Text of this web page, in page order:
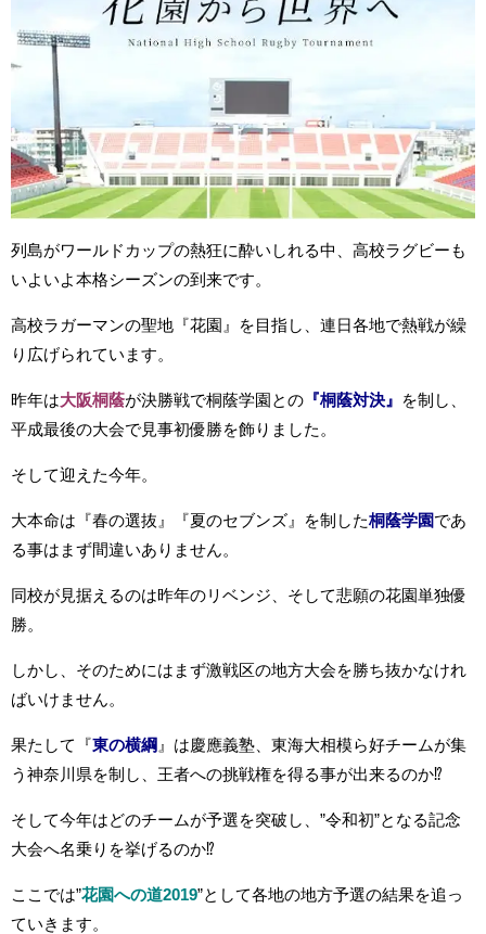
列島がワールドカップの熱狂に酔いしれる中、高校ラグビーも
いよいよ本格シーズンの到来です。
高校ラガーマンの聖地『花園』を目指し、連日各地で熱戦が繰
り広げられています。
昨年は大阪桐蔭が決勝戦で桐蔭学園との 『桐蔭対決』
を制し、
平成最後の大会で見事初優勝を飾りました。
そして迎えた今年。
大本命は『春の選抜』『夏のセブンズ』を制した桐蔭学園 であ
る事はまず間違いありません。
同校が見据えるのは昨年のリベンジ、そして悲願の花園単独優
勝。
しかし、そのためにはまず激戦区の地方大会を勝ち抜かなけれ
ばいけません。
果たして『東の横綱 』は慶應義塾、東海大相模ら好チームが集
う神奈川県を制し、王者への挑戦権を得る事が出来るのか⁉
そして今年はどのチームが予選を突破し、”令和初”となる記念
大会へ名乗りを挙げるのか⁉
ここでは”花園への道2019”として各地の地方予選の結果を追っ
ていきます。